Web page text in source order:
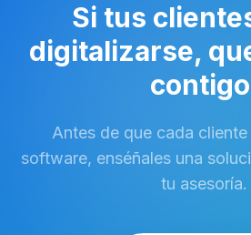
Si tus
digitalizarse,
Antes de que cada
software, enséñales una
tu asesoría.